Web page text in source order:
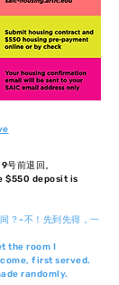
前退回。
$550 deposit is
？-不！先到先得，一
the room I
first served.
randomly.